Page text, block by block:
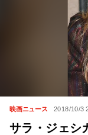
映画ニュース 2018/10/3
サラ・ジェシ